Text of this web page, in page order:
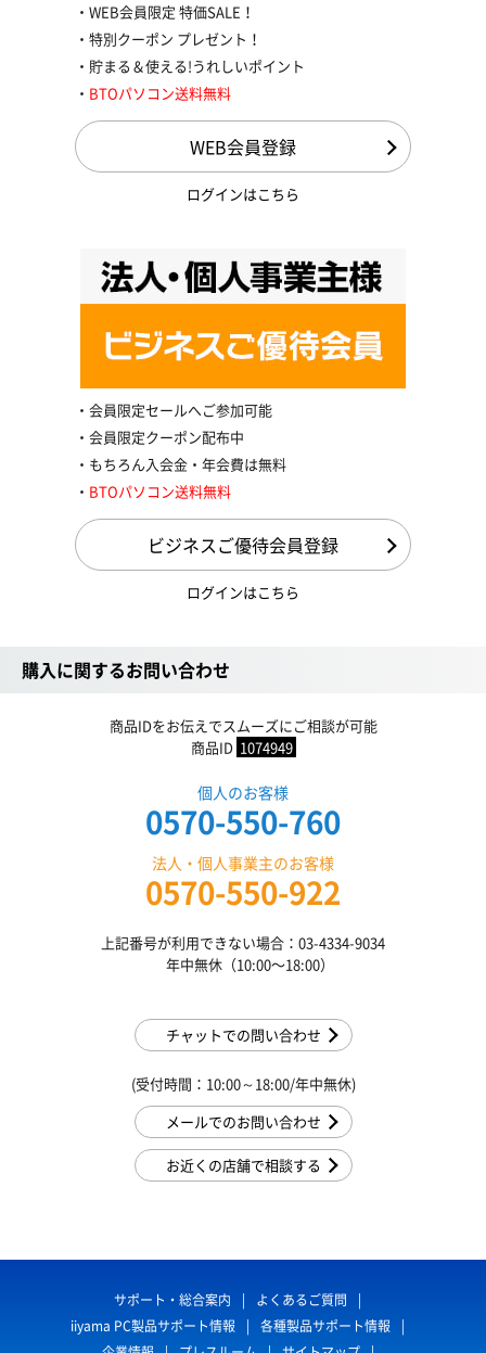
WEB会員限定 特価SALE！
特別クーポン プレゼント！
貯まる＆使える!うれしいポイント
BTOパソコン送料無料
WEB会員登録
ログインはこちら
会員限定セールへご参加可能
会員限定クーポン配布中
もちろん入会金・年会費は無料
BTOパソコン送料無料
ビジネスご優待会員登録
ログインはこちら
購入に関するお問い合わせ
商品IDをお伝えでスムーズにご相談が可能
商品ID 1074949
個人のお客様
0570-550-760
法人・個人事業主のお客様
0570-550-922
上記番号が利用できない場合：03-4334-9034
年中無休（10:00〜18:00）
チャットでの問い合わせ
(受付時間：10:00～18:00/年中無休)
メールでのお問い合わせ
お近くの店舗で相談する
サポート・総合案内
よくあるご質問
iiyama PC製品サポート情報
各種製品サポート情報